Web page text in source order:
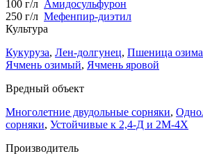
100 г/л Амидосульфурон
250 г/л Мефенпир-диэтил
Культура
Кукуруза, Лен-долгунец, Пшеница
Ячмень озимый, Ячмень яровой
Вредный объект
Многолетние двудольные сорняки,
сорняки, Устойчивые к 2,4-Д и 2М-4Х
Производитель